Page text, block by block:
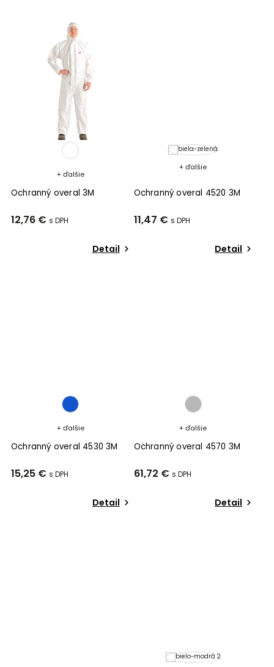
+ ďalšie
Ochranný overal 3M
12,76 €
Detail
+ ďalšie
Ochranný overal 4520 3M
11,47 €
Detail
+ ďalšie
Ochranný overal 4530 3M
15,25 €
Detail
+ ďalšie
Ochranný overal 4570 3M
61,72 €
Detail